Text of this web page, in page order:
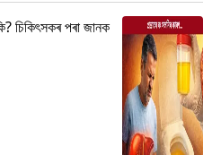
চিকিৎসকৰ পৰা জানক